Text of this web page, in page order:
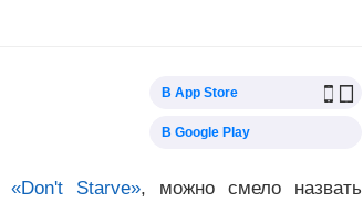
В App Store
В Google Play
«Don't Starve», можно смело назвать